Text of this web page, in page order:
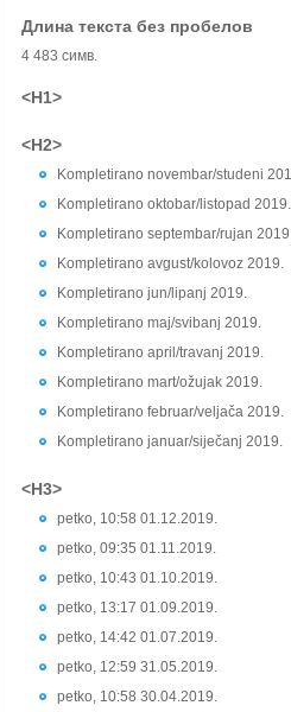
Длина текста без пробелов
4 483 симв.
<H1>
<H2>
Kompletirano novembar/studeni
Kompletirano oktobar/listopad 2019.
Kompletirano septembar/rujan
Kompletirano avgust/kolovoz 2019.
Kompletirano jun/lipanj 2019.
Kompletirano maj/svibanj 2019.
Kompletirano april/travanj 2019.
Kompletirano mart/ožujak 2019.
Kompletirano februar/veljača 2019.
Kompletirano januar/siječanj 2019.
<H3>
petko, 10:58 01.12.2019.
petko, 09:35 01.11.2019.
petko, 10:43 01.10.2019.
petko, 13:17 01.09.2019.
petko, 14:42 01.07.2019.
petko, 12:59 31.05.2019.
petko, 10:58 30.04.2019.